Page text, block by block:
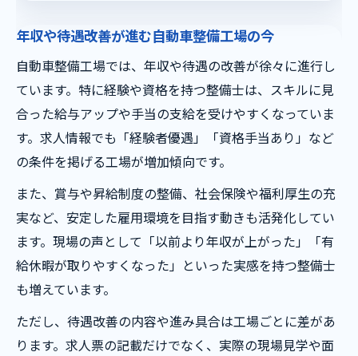
年収や待遇改善が進む自動車整備工場の今
自動車整備工場では、年収や待遇の改善が徐々に進行し
ています。特に経験や資格を持つ整備士は、スキルに見
合った給与アップや手当の支給を受けやすくなっていま
す。求人情報でも「経験者優遇」「資格手当あり」など
の条件を掲げる工場が増加傾向です。
また、賞与や昇給制度の整備、社会保険や福利厚生の充
実など、安定した雇用環境を目指す動きも活発化してい
ます。現場の声として「以前より年収が上がった」「有
給休暇が取りやすくなった」といった実感を持つ整備士
も増えています。
ただし、待遇改善の内容や進み具合は工場ごとに差があ
ります。求人票の記載だけでなく、実際の現場見学や面